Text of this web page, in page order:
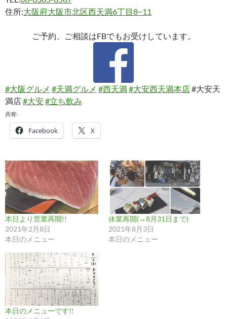
住所:大阪府大阪市北区西天満6丁目8−11
ご予約、ご相談はFBでもお受けしています。
#大阪グルメ #天満グルメ #西天満#大安西天満本店#大安天
満店#大安#立ち飲み
共有:
Facebook X
本日より営業再開!!
2021年2月8日
本日のメニュー
休業再開(→8月31日まで)
2021年8月3日
本日のメニュー
本日のメニューです!!